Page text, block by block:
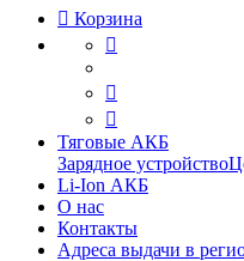
Корзина
Тяговые АКБ
Зарядное устройство
Li-Ion АКБ
О нас
Контакты
Адреса выдачи в